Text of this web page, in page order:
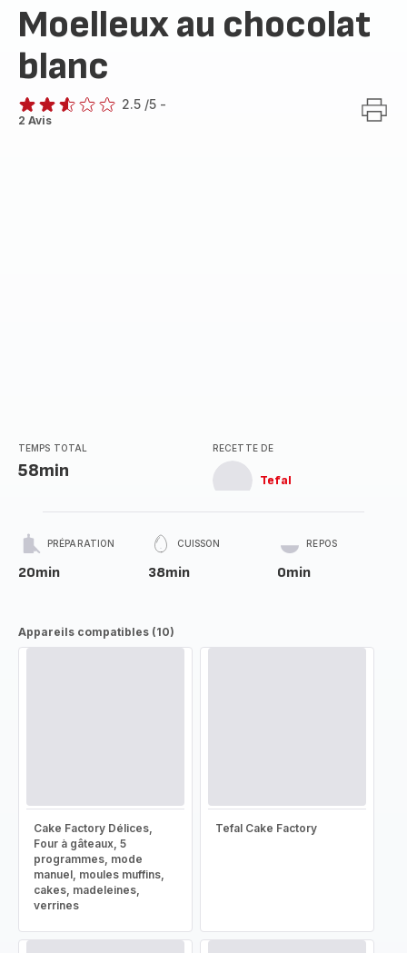
Moelleux au chocolat
blanc
ratings.2.5
2.5 /5 -
2 Avis
TEMPS TOTAL
58min
RECETTE DE
Tefal
PRÉPARATION
20min
CUISSON
38min
REPOS
0min
Appareils compatibles (10)
Cake Factory Délices,
Four à gâteaux, 5
programmes, mode
manuel, moules muffins,
cakes, madeleines,
verrines
Tefal Cake Factory